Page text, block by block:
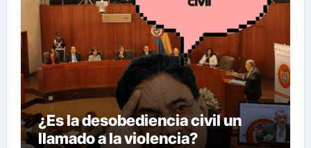
¿Es la desobediencia civil un
llamado a la violencia?